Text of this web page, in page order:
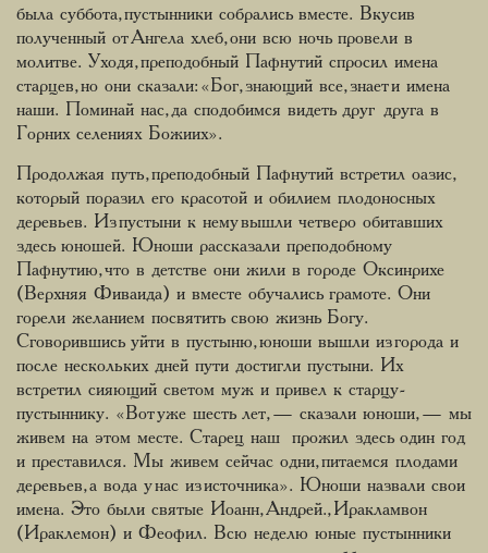
была суббота, пустынники собрались вместе. Вкусив
полученный от Ангела хлеб, они всю ночь провели в
молитве. Уходя, преподобный Пафнутий спросил имена
старцев, но они сказали: «Бог, знающий все, знает и имена
наши. Поминай нас, да сподобимся видеть друг друга в
Горних селениях Божиих».
Продолжая путь, преподобный Пафнутий встретил оазис,
который поразил его красотой и обилием плодоносных
деревьев. Из пустыни к нему вышли четверо обитавших
здесь юношей. Юноши рассказали преподобному
Пафнутию, что в детстве они жили в городе Оксинрихе
(Верхняя Фиваида) и вместе обучались грамоте. Они
горели желанием посвятить свою жизнь Богу.
Сговорившись уйти в пустыню, юноши вышли из города и
после нескольких дней пути достигли пустыни. Их
встретил сияющий светом муж и привел к старцу-
пустыннику. «Вот уже шесть лет, — сказали юноши, — мы
живем на этом месте. Старец наш прожил здесь один год
и преставился. Мы живем сейчас одни, питаемся плодами
деревьев, а вода у нас из источника». Юноши назвали свои
имена. Это были святые Иоанн, Андрей., Иракламвон
(Ираклемон) и Феофил. Всю неделю юные пустынники